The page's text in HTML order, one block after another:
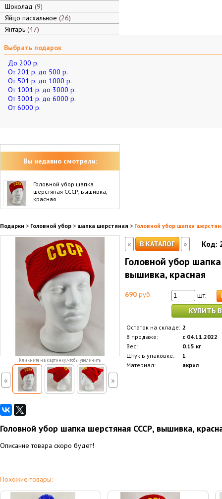
Шоколад 9
Яйцо пасхальное 26
Янтарь 47
Выбрать подарок
До 200 р.
От 201 р. до 500 р.
От 501 р. до 1000 р.
От 1001 р. до 3000 р.
От 3001 р. до 6000 р.
От 6000 р.
Вы недавно смотрели:
Головной убор шапка
шерстяная СССР, вышивка,
красная
Подарки > Головной убор > шапка шерстяная > Головной убор шапка
Кликните на картинку, чтобы увеличить
« »
« В КАТАЛОГ » Код:
Головной убор
вышивка, красная
690 руб.
шт.
КУПИТЬ
Остаток на складе: 2
В продаже:
с 04.11.2022
Вес:
0.15 кг
Штук в упаковке:
1
Материал:
акрил
Головной убор шапка шерстяная СССР, вышивка,
Описание товара скоро будет!
Похожие товары: